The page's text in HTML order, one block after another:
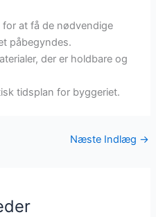
for at få de nødvendige
påbegyndes.
der er holdbare og
tidsplan for byggeriet.
Næste Indlæg →